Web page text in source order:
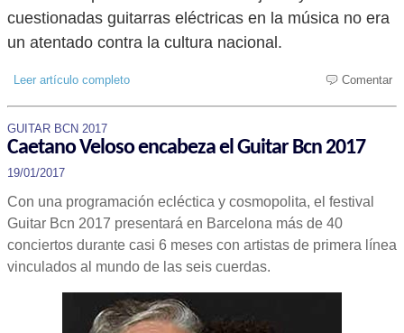
cuestionadas guitarras eléctricas en la música no era
un atentado contra la cultura nacional.
Leer artículo completo Comentar
GUITAR BCN 2017
Caetano Veloso encabeza el Guitar Bcn 2017
19/01/2017
Con una programación ecléctica y cosmopolita, el festival
Guitar Bcn 2017 presentará en Barcelona más de 40
conciertos durante casi 6 meses con artistas de primera línea
vinculados al mundo de las seis cuerdas.